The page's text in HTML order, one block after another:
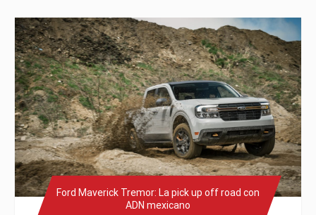
Ford Maverick Tremor: La pick up off road con
ADN mexicano